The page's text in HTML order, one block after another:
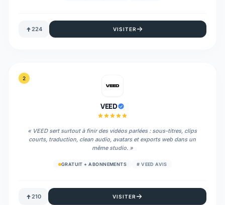
224 VISITER
2
VEED
« VEED sert surtout à finir des vidéos parlées : sous-titres, clips
courts, traduction, clean audio, avatars et exports web dans un
même studio.»
GRATUIT + ABONNEMENTS #VEED AVIS
210 VISITER